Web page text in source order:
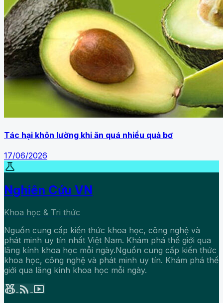
Tác hại khôn lường khi ăn quá nhiều quả bơ
17/06/2026
science
Nghiên Cứu VN
Khoa học & Tri thức
Nguồn cung cấp kiến thức khoa học, công nghệ và
phát minh uy tín nhất Việt Nam. Khám phá thế giới qua
lăng kính khoa học mỗi ngày.Nguồn cung cấp kiến thức
khoa học, công nghệ và phát minh uy tín. Khám phá thế
giới qua lăng kính khoa học mỗi ngày.
social_leaderboard rss_feed smart_display